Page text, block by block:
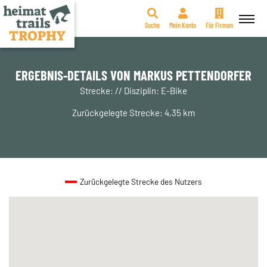
Zum
springen
Suche Mein Konto Für Firmen
ERGEBNIS-DETAILS VON MARKUS PETTENDORFER
Strecke: // Disziplin: E-Bike
Zurückgelegte Strecke: 4,35 km
Zurückgelegte Strecke des Nutzers